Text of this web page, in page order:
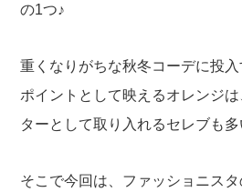
の1つ♪
重くなりがちな秋冬コーデに投
ポイントとして映えるオレンジ
ターとして取り入れるセレブも多
そこで今回は、ファッショニス